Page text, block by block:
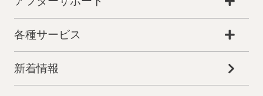
各種サービス
新着情報